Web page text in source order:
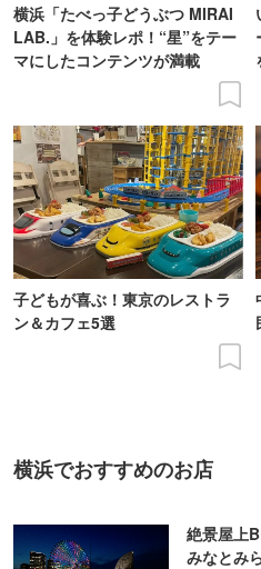
横浜「たべっ子どうぶつ MIRAI
LAB.」を体験レポ！“星”をテー
マにしたコンテンツが満載
子どもが喜ぶ！東京のレストラ
ン＆カフェ5選
横浜でおすすめのお店
絶景屋上
みなとみ